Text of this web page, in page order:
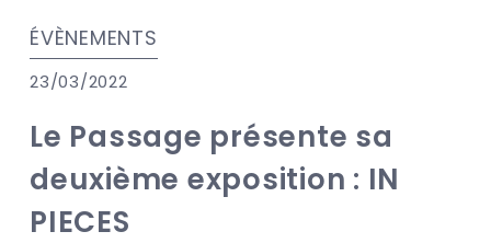
ÉVÈNEMENTS
23/03/2022
Le Passage présente sa
deuxième exposition : IN
PIECES